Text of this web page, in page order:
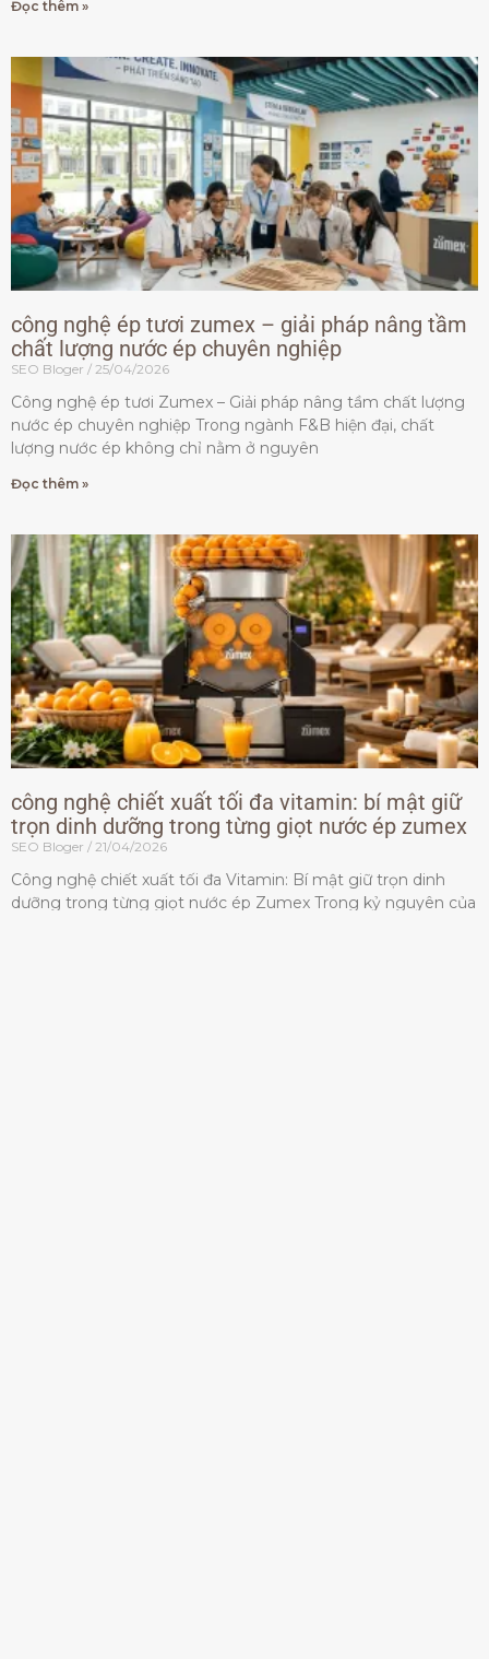
Đọc thêm »
công nghệ ép tươi zumex – giải pháp nâng tầm
chất lượng nước ép chuyên nghiệp
SEO Bloger 25/04/2026
Công nghệ ép tươi Zumex – Giải pháp nâng tầm chất lượng
nước ép chuyên nghiệp Trong ngành F&B hiện đại, chất
lượng nước ép không chỉ nằm ở nguyên
Đọc thêm »
công nghệ chiết xuất tối đa vitamin: bí mật giữ
trọn dinh dưỡng trong từng giọt nước ép zumex
SEO Bloger 21/04/2026
Công nghệ chiết xuất tối đa Vitamin: Bí mật giữ trọn dinh
dưỡng trong từng giọt nước ép Zumex Trong kỷ nguyên của